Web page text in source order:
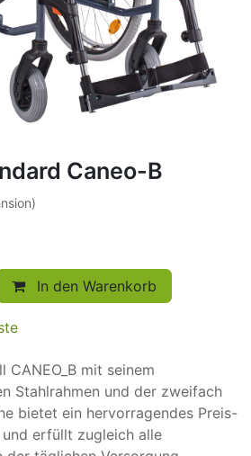
Caneo-B
In den Warenkorb
CANEO_B mit seinem
Stahlrahmen und der zweifach
bietet ein hervorragendes Preis-
erfüllt zugleich alle